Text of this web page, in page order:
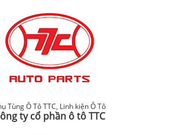
Tùng Ô Tô TTC, Linh kiện Ô Tô
ty cổ phần ô tô TTC